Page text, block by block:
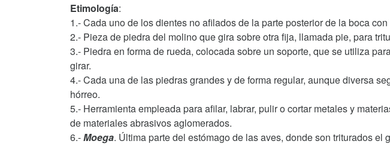
Etimología:
1.- Cada uno de los dientes no afilados de la parte posterior de la boca
2.- Pieza de piedra del molino que gira sobre otra fija, llamada pie, para
3.- Piedra en forma de rueda, colocada sobre un soporte, que se utiliza
girar.
4.- Cada una de las piedras grandes y de forma regular, aunque diversa
hórreo.
5.- Herramienta empleada para afilar, labrar, pulir o cortar metales y
de materiales abrasivos aglomerados.
6.-Moega. Última parte del estómago de las aves, donde son triturados el